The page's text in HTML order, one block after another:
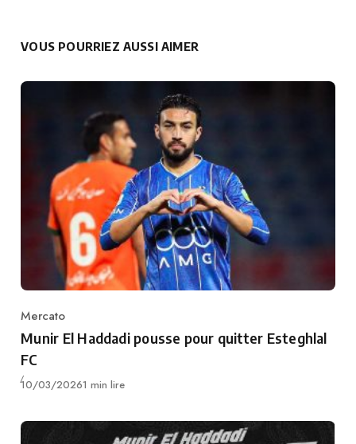
VOUS POURRIEZ AUSSI AIMER
Category
Mercato
Munir El Haddadi pousse pour quitter Esteghlal
FC
Publié
10/03/20261 min lire